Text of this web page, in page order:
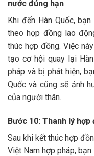
nước đúng hạn
Khi đến Hàn Quốc,
theo hợp đồng lao
thúc hợp đồng. Việc
tạo cơ hội quay lại
pháp và bị phát hiện,
Quốc và cũng sẽ ảnh
của người thân.
Bước 10: Thanh lý
Sau khi kết thúc hợp
Việt Nam hợp pháp,